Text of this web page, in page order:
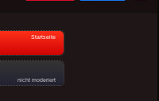
Startseite
nicht moderiert